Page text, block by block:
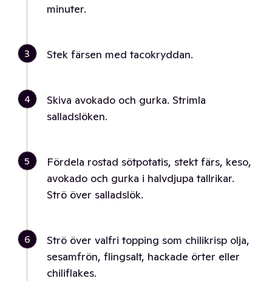
minuter.
3 Stek färsen med tacokryddan.
4
Skiva avokado och gurka. Strimla
salladslöken.
5
Fördela rostad sötpotatis, stekt färs, keso,
avokado och gurka i halvdjupa tallrikar.
Strö över salladslök.
6
Strö över valfri topping som chilikrisp olja,
sesamfrön, flingsalt, hackade örter eller
chiliflakes.